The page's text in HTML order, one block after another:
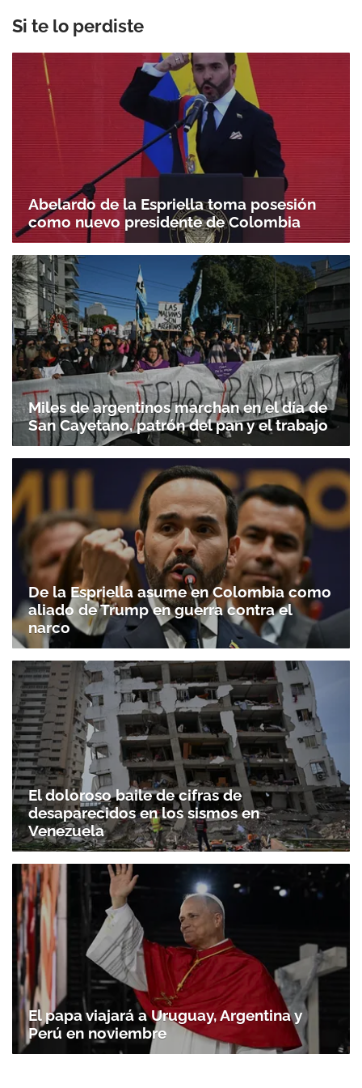
Si te lo perdiste
Abelardo de la Espriella toma posesión
como nuevo presidente de Colombia
Miles de argentinos marchan en el día de
San Cayetano, patrón del pan y el trabajo
De la Espriella asume en Colombia como
aliado de Trump en guerra contra el
narco
El doloroso baile de cifras de
desaparecidos en los sismos en
Venezuela
El papa viajará a Uruguay, Argentina y
Perú en noviembre